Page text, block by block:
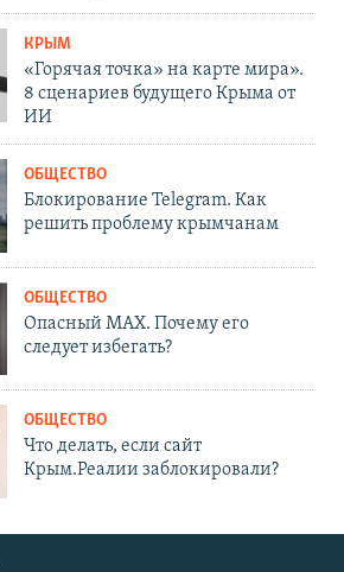
КРЫМ
«Горячая точка» на карте мира».
8 сценариев будущего Крыма от
ИИ
ОБЩЕСТВО
Блокирование Telegram. Как
решить проблему крымчанам
ОБЩЕСТВО
Опасный MAX. Почему его
следует избегать?
ОБЩЕСТВО
Что делать, если сайт
Крым.Реалии заблокировали?